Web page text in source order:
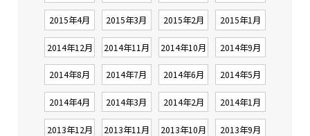
2015年4月 2015年3月 2015年2月 2015年1月
2014年12月 2014年11月 2014年10月 2014年9月
2014年8月 2014年7月 2014年6月 2014年5月
2014年4月 2014年3月 2014年2月 2014年1月
2013年12月 2013年11月 2013年10月 2013年9月